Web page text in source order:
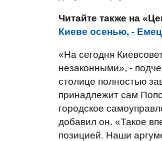
Читайте также на
Киеве осенью, - Емец
«На сегодня
незаконными», -
столице полностью
принадлежит сам
городское
добавил он. «Такое
позицией. Наши